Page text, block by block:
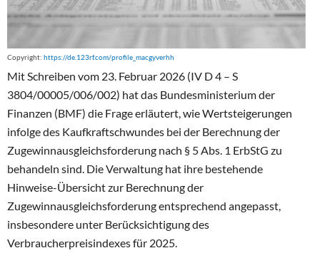
Copyright: https://de.123rf.com/profile_macgyverhh
Mit Schreiben vom 23. Februar 2026 (IV D 4 – S
3804/00005/006/002) hat das Bundesministerium der
Finanzen (BMF) die Frage erläutert, wie Wertsteigerungen
infolge des Kaufkraftschwundes bei der Berechnung der
Zugewinnausgleichsforderung nach § 5 Abs. 1 ErbStG zu
behandeln sind. Die Verwaltung hat ihre bestehende
Hinweise-Übersicht zur Berechnung der
Zugewinnausgleichsforderung entsprechend angepasst,
insbesondere unter Berücksichtigung des
Verbraucherpreisindexes für 2025.